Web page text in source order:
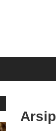
Arsip